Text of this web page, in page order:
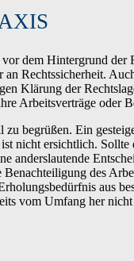
dem Hintergrund
Rechtssicherheit.
Klärung der
Arbeitsverträge oder
begrüßen. Ein
nicht ersichtlich.
anderslautende
Benachteiligung des
aus
vom Umfang her